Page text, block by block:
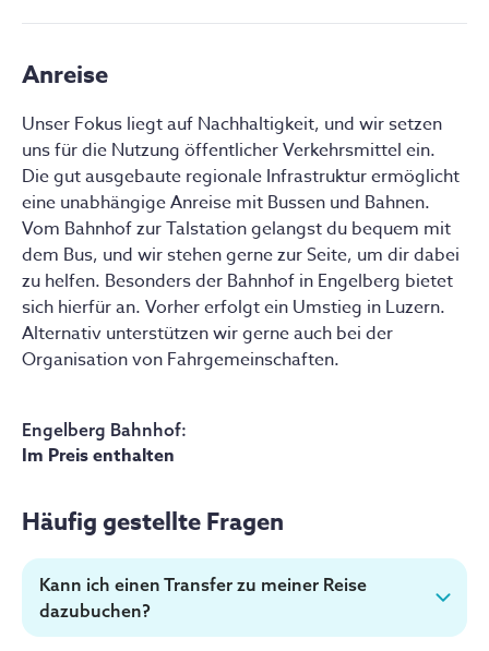
genau diese Ziele zu verwirklichen. Das Team setzt
sich aus derzeitigen und ehemaligen
Sportstudierenden sowie begeisterten
Sportliebhabern zusammen, die ihre Leidenschaft für
Gemeinschaft, Natur und Abenteuer gerne mit
anderen teilen möchten.
Erfahre mehr überPaul
Teammitglieder
Anreise
Unser Fokus liegt auf Nachhaltigkeit, und wir setzen
uns für die Nutzung öffentlicher Verkehrsmittel ein.
Die gut ausgebaute regionale Infrastruktur ermöglicht
eine unabhängige Anreise mit Bussen und Bahnen.
Vom Bahnhof zur Talstation gelangst du bequem mit
dem Bus, und wir stehen gerne zur Seite, um dir dabei
zu helfen. Besonders der Bahnhof in Engelberg bietet
sich hierfür an. Vorher erfolgt ein Umstieg in Luzern.
Alternativ unterstützen wir gerne auch bei der
Organisation von Fahrgemeinschaften.
Engelberg Bahnhof:
Im Preis enthalten
Häufig gestellte Fragen
Kann ich einen Transfer zu meiner Reise
dazubuchen?